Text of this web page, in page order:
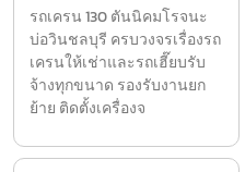
รถเครน 130 ตันนิคมโรจนะ
บ่อวินชลบุรี ครบวงจรเรื่องรถ
เครนให้เช่าและรถเฮี๊ยบรับ
จ้างทุกขนาด รองรับงานยก
ย้าย ติดตั้งเครื่องจ